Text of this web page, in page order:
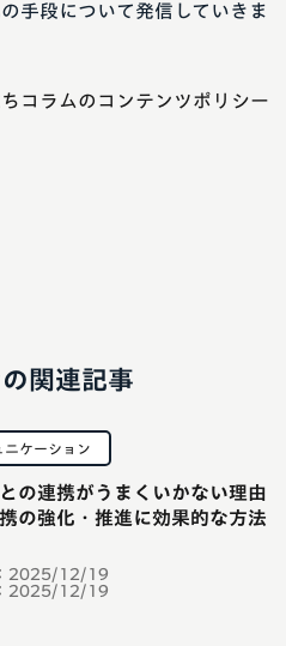
手段について発信していきま
ちコラムのコンテンツポリシー
関連記事
ニケーション
2025/12/19
2025/12/19
の連携がうまくいかない理由
の強化・推進に効果的な方法